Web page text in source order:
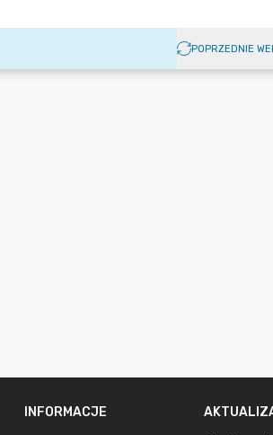
POPRZEDNIE
INFORMACJE